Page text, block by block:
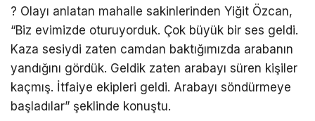
? Olayı anlatan mahalle sakinlerinden Yiğit Özcan,
“Biz evimizde oturuyorduk. Çok büyük bir ses geldi.
Kaza sesiydi zaten camdan baktığımızda arabanın
yandığını gördük. Geldik zaten arabayı süren kişiler
kaçmış. İtfaiye ekipleri geldi. Arabayı söndürmeye
başladılar” şeklinde konuştu.